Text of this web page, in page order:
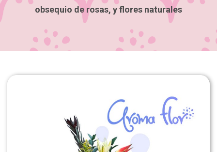
obsequio de rosas, y flores naturales